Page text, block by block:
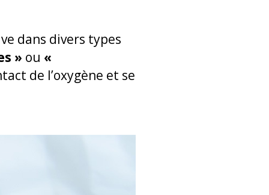
dans divers types
» ou «
de l’oxygène et se